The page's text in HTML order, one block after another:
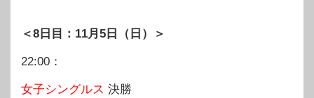
＜8日目：11月5日（日）＞
22:00：
女子シングルス 決勝